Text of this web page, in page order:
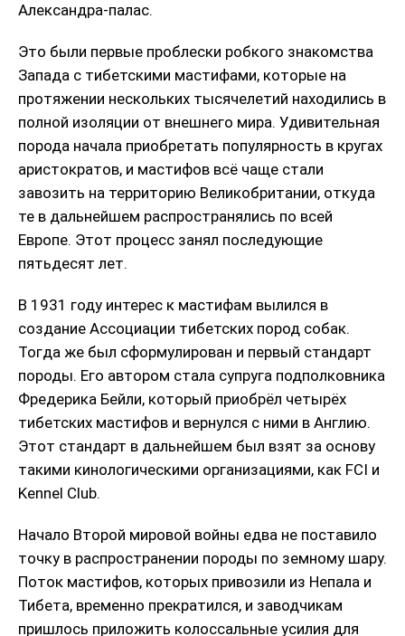
Александра-палас.
Это были первые проблески робкого знакомства
Запада с тибетскими мастифами, которые на
протяжении нескольких тысячелетий находились в
полной изоляции от внешнего мира. Удивительная
порода начала приобретать популярность в кругах
аристократов, и мастифов всё чаще стали
завозить на территорию Великобритании, откуда
те в дальнейшем распространялись по всей
Европе. Этот процесс занял последующие
пятьдесят лет.
В 1931 году интерес к мастифам вылился в
создание Ассоциации тибетских пород собак.
Тогда же был сформулирован и первый стандарт
породы. Его автором стала супруга подполковника
Фредерика Бейли, который приобрёл четырёх
тибетских мастифов и вернулся с ними в Англию.
Этот стандарт в дальнейшем был взят за основу
такими кинологическими организациями, как FCI и
Kennel Club.
Начало Второй мировой войны едва не поставило
точку в распространении породы по земному шару.
Поток мастифов, которых привозили из Непала и
Тибета, временно прекратился, и заводчикам
пришлось приложить колоссальные усилия для